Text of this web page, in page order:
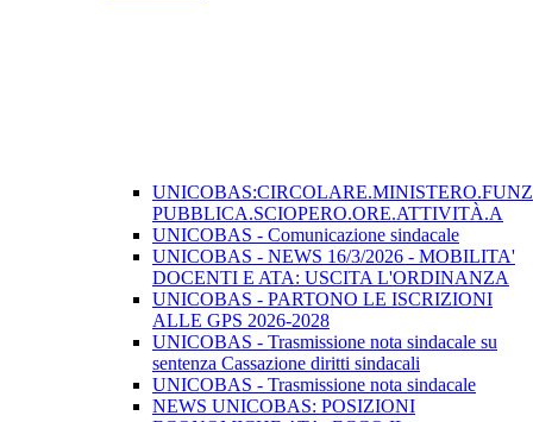
PUBBLICA.SCIOPERO.ORE.ATTIVITÀ.A
UNICOBAS - Comunicazione sindacale
UNICOBAS - NEWS 16/3/2026 - MOBILITA'
DOCENTI E ATA: USCITA L'ORDINANZA
UNICOBAS - PARTONO LE ISCRIZIONI
ALLE GPS 2026-2028
UNICOBAS - Trasmissione nota sindacale su
sentenza Cassazione diritti sindacali
UNICOBAS - Trasmissione nota sindacale
NEWS UNICOBAS: POSIZIONI